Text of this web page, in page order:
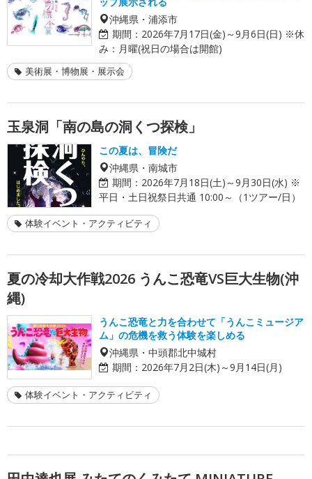
沖縄県・浦添市
期間： 2026年7月17日(金)～9月6日(日) ※休
み：月曜(祝日の場合は開館)
美術展・博物展・展示会
玉泉洞「南の島の洞くつ探検」
この夏は、冒険だ
沖縄県・南城市
期間： 2026年7月18日(土)～9月30日(水) ※
平日・土日祝祭日共通 10:00～（1ツアー/日）
体験イベント・アクティビティ
夏の冷却大作戦2026 うんこ恐竜VS巨大生物(沖
縄)
うんこ恐竜と力を合わせて「うんこミュージア
ム」の危機を救う体験を楽しめる
沖縄県・中頭郡北中城村
期間： 2026年7月2日(木)～9月14日(月)
体験イベント・アクティビティ